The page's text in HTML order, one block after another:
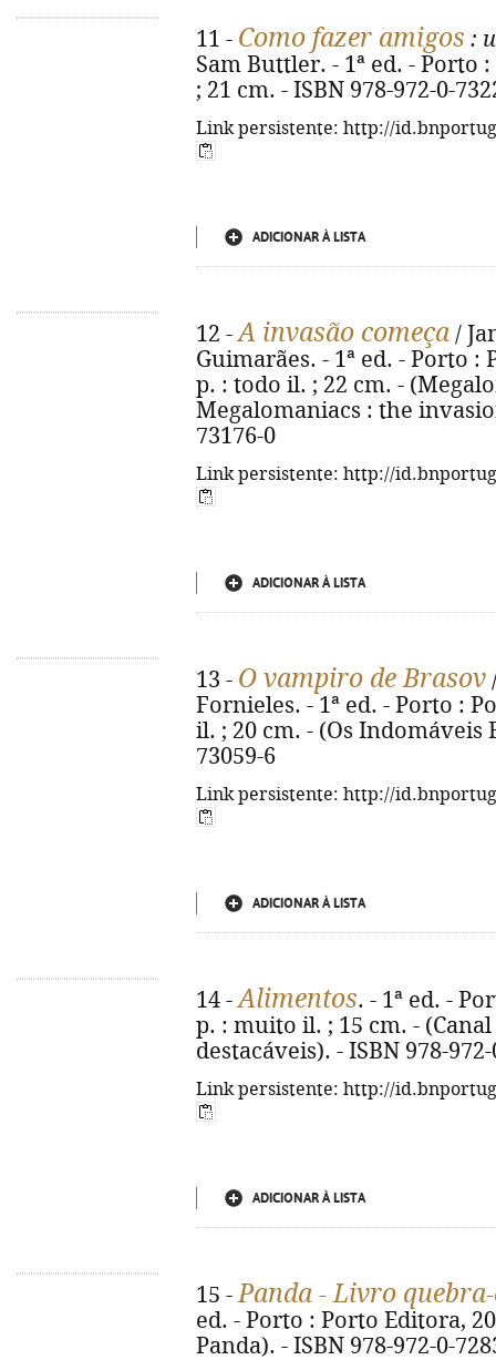
11 - Como fazer amigos :
Sam Buttler. - 1ª ed. - Porto
; 21 cm. - ISBN 978-972-0-
Link persistente: http://
ADICIONAR À LISTA
12 -A invasão começa /
Guimarães. - 1ª ed. - Porto :
p. : todo il. ; 22 cm. -
Megalomaniacs : the
73176-0
Link persistente: http://
ADICIONAR À LISTA
13 - O vampiro de Brasov
Fornieles. - 1ª ed. - Porto :
il. ; 20 cm. - (Os Indomáveis
73059-6
Link persistente: http://
ADICIONAR À LISTA
14 -Alimentos. - 1ª ed. -
p. : muito il. ; 15 cm. -
destacáveis). - ISBN 978-
Link persistente: http://
ADICIONAR À LISTA
15 -Panda - Livro
ed. - Porto : Porto Editora,
Panda). - ISBN 978-972-0-